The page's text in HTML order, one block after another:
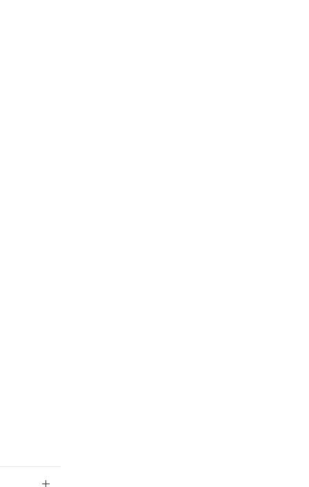
にご登録され
社の共同利用者
とをご了承くだ
品に未対応品が
ない年数を意